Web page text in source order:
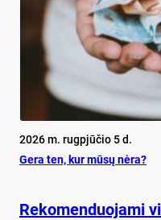
2026 m. rugpjūčio 5 d.
Ge­ra ten, kur mū­sų nė­ra?
Rekomenduojami